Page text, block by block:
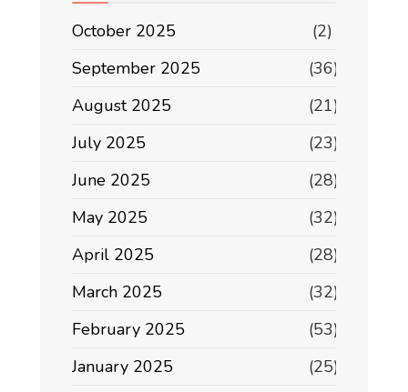
October 2025
(2)
September 2025
(36)
August 2025
(21)
July 2025
(23)
June 2025
(28)
May 2025
(32)
April 2025
(28)
March 2025
(32)
February 2025
(53)
January 2025
(25)